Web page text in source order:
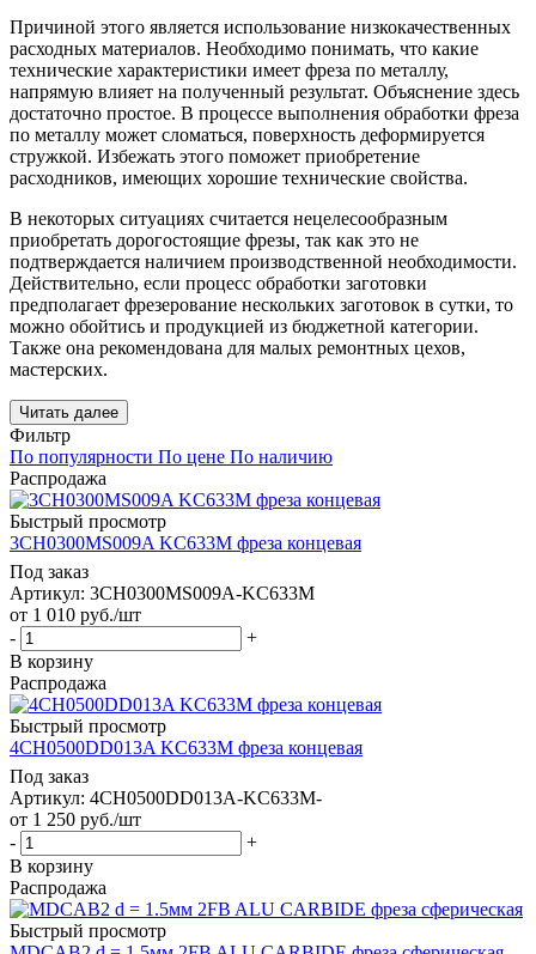
Причиной этого является использование низкокачественных
расходных материалов. Необходимо понимать, что какие
технические характеристики имеет фреза по металлу,
напрямую влияет на полученный результат. Объяснение здесь
достаточно простое. В процессе выполнения обработки фреза
по металлу может сломаться, поверхность деформируется
стружкой. Избежать этого поможет приобретение
расходников, имеющих хорошие технические свойства.
В некоторых ситуациях считается нецелесообразным
приобретать дорогостоящие фрезы, так как это не
подтверждается наличием производственной необходимости.
Действительно, если процесс обработки заготовки
предполагает фрезерование нескольких заготовок в сутки, то
можно обойтись и продукцией из бюджетной категории.
Также она рекомендована для малых ремонтных цехов,
мастерских.
Читать далее
Фильтр
По популярности По цене По наличию
Распродажа
Быстрый просмотр
3CH0300MS009A KC633M фреза концевая
Под заказ
Артикул: 3CH0300MS009A-KC633M
от 1 010 руб./шт
-
+
В корзину
Распродажа
Быстрый просмотр
4CH0500DD013A KC633M фреза концевая
Под заказ
Артикул: 4CH0500DD013A-KC633M-
от 1 250 руб./шт
-
+
В корзину
Распродажа
Быстрый просмотр